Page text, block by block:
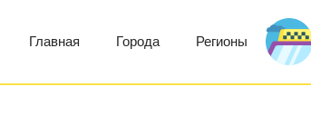
Главная Города Регионы